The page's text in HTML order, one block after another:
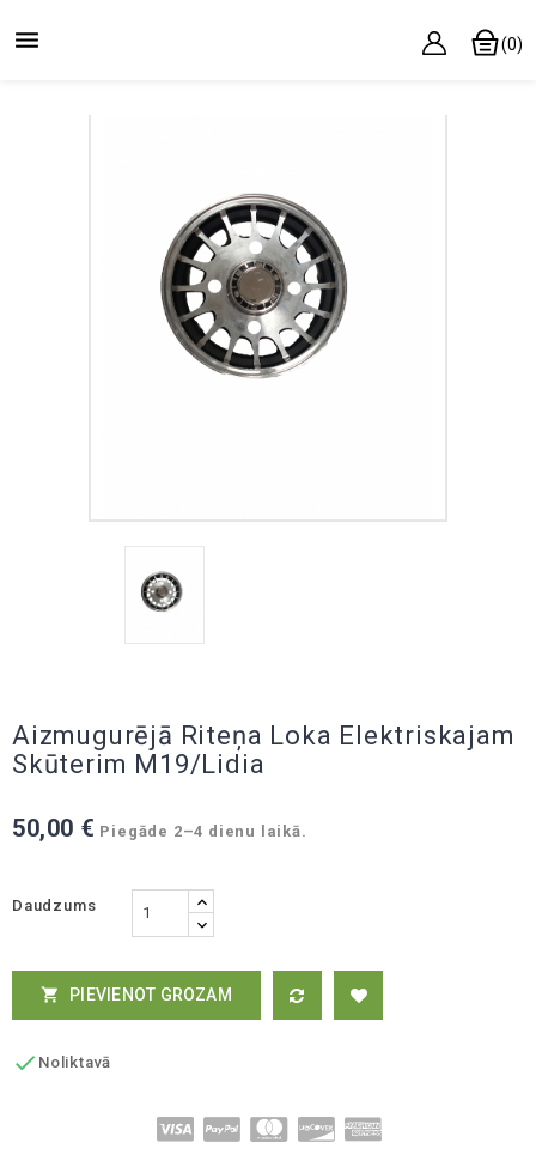
 (0)
Aizmugurējā Riteņa Loka Elektriskajam
Skūterim M19/Lidia
50,00 € Piegāde 2–4 dienu laikā.
Daudzums
 PIEVIENOT GROZAM
 Noliktavā